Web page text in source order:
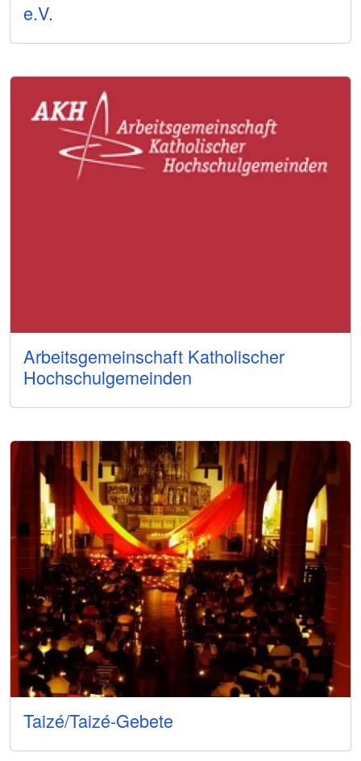
e.V.
Arbeitsgemeinschaft Katholischer
Hochschulgemeinden
Taizé/Taizé-Gebete